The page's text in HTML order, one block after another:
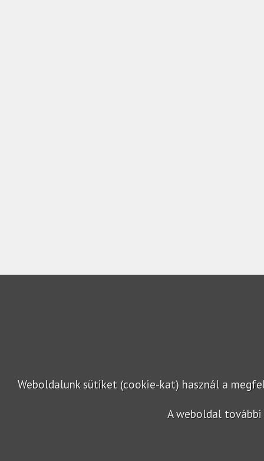
Weboldalunk sütiket (cookie-kat) használ a
A weboldal